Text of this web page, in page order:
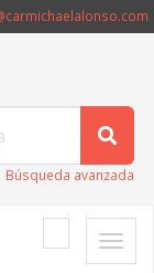
Búsqueda avanzada
Toggle